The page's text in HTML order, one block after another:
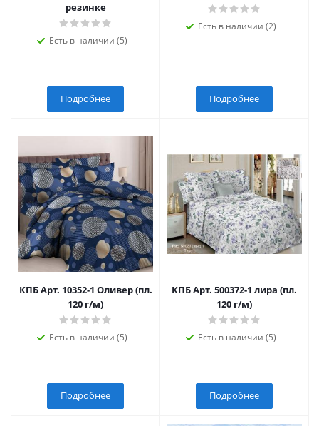
резинке
Есть в наличии (5)
Подробнее
Есть в наличии (2)
Подробнее
КПБ Арт. 10352-1 Оливер (пл.
120 г/м)
Есть в наличии (5)
Подробнее
КПБ Арт. 500372-1 лира (пл.
120 г/м)
Есть в наличии (5)
Подробнее